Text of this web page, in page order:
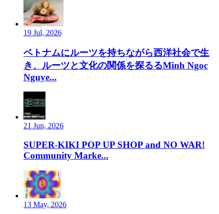
19 Jul, 2026
ベトナムにルーツを持ちながら西洋社会で生
き、ルーツと文化の関係を探るるMinh Ngoc
Nguye...
21 Jun, 2026
SUPER-KIKI POP UP SHOP and NO WAR!
Community Marke...
13 May, 2026